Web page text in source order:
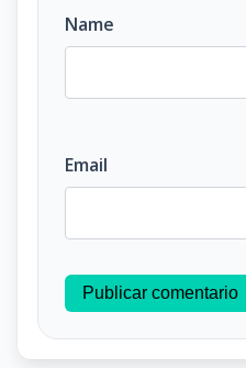
Name
Email
Publicar comentario